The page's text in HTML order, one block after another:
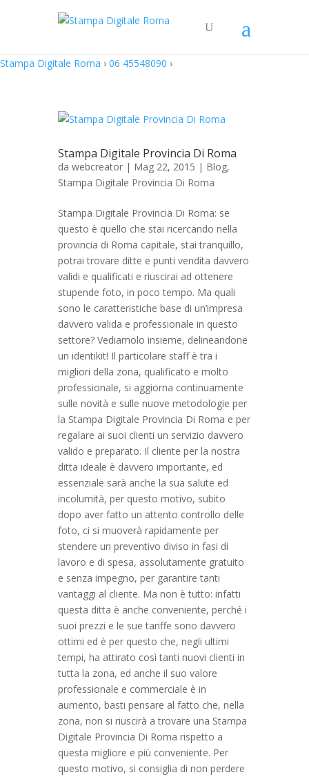
Stampa Digitale Roma › 06 45548090 ›
Stampa Digitale Provincia Di Roma
da webcreator | Mag 22, 2015 | Blog,
Stampa Digitale Provincia Di Roma
Stampa Digitale Provincia Di Roma: se
questo è quello che stai ricercando nella
provincia di Roma capitale, stai tranquillo,
potrai trovare ditte e punti vendita davvero
validi e qualificati e riuscirai ad ottenere
stupende foto, in poco tempo. Ma quali
sono le caratteristiche base di un’impresa
davvero valida e professionale in questo
settore? Vediamolo insieme, delineandone
un identikit! Il particolare staff è tra i
migliori della zona, qualificato e molto
professionale, si aggiorna continuamente
sulle novità e sulle nuove metodologie per
la Stampa Digitale Provincia Di Roma e per
regalare ai suoi clienti un servizio davvero
valido e preparato. Il cliente per la nostra
ditta ideale è davvero importante, ed
essenziale sarà anche la sua salute ed
incolumità, per questo motivo, subito
dopo aver fatto un attento controllo delle
foto, ci si muoverà rapidamente per
stendere un preventivo diviso in fasi di
lavoro e di spesa, assolutamente gratuito
e senza impegno, per garantire tanti
vantaggi al cliente. Ma non è tutto: infatti
questa ditta è anche conveniente, perché i
suoi prezzi e le sue tariffe sono davvero
ottimi ed è per questo che, negli ultimi
tempi, ha attirato così tanti nuovi clienti in
tutta la zona, ed anche il suo valore
professionale e commerciale è in
aumento, basti pensare al fatto che, nella
zona, non si riuscirà a trovare una Stampa
Digitale Provincia Di Roma rispetto a
questa migliore e più conveniente. Per
questo motivo, si consiglia di non perdere